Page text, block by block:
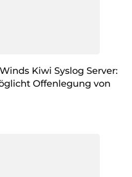
Kiwi Syslog Server:
Offenlegung von